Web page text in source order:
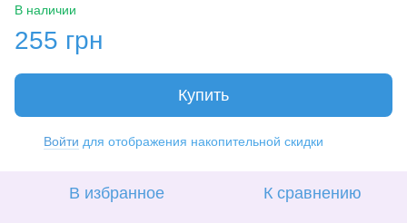
В наличии
255 грн
Купить
Войти для отображения накопительной скидки
В избранное К сравнению